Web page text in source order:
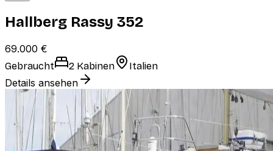
Hallberg Rassy 352
69.000 €
Gebraucht 2 Kabinen Italien
Details ansehen